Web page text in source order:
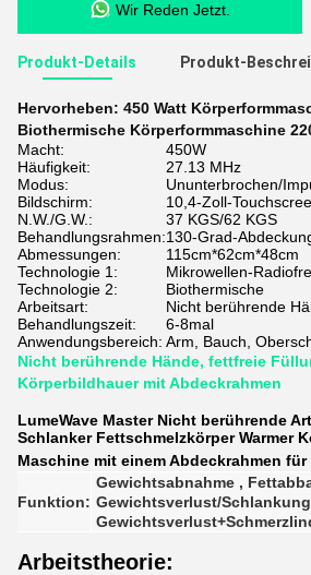
Wir Reden Jetzt.
Produkt-Details Produkt-
Hervorheben: 450 Watt
Biothermische Körperformmaschine
Macht:
450W
Häufigkeit:
27.13 MHz
Modus:
Ununterbrochen/
Bildschirm:
10,4-Zoll-
N.W./G.W.:
37 KGS/62 KGS
Behandlungsrahmen:130-Grad-
Abmessungen:
115cm*62cm*48cm
Technologie 1:
Mikrowellen-
Technologie 2:
Biothermische
Arbeitsart:
Nicht berührende
Behandlungszeit:
6-8mal
Anwendungsbereich: Arm, Bauch,
Nicht berührende Hände, fettfreie
Körperbildhauer mit Abdeckrahmen
LumeWave Master Nicht berührende
Schlanker Fettschmelzkörper Warmer
Maschine mit einem Abdeckrahmen
Funktion:
Gewichtsabnahme ,
Gewichtsverlust/
Arbeitstheorie: